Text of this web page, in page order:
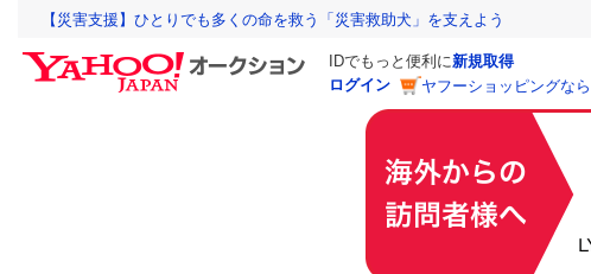
【災害支援】ひとりでも多くの命を救う「災害救助犬」を支えよう
IDでもっと便利に新規取得
ログイン
ヤフーショッピングな